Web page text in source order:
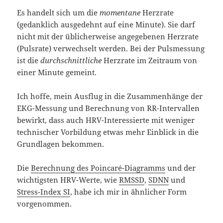
Es handelt sich um die momentane Herzrate
(gedanklich ausgedehnt auf eine Minute). Sie darf
nicht mit der üblicherweise angegebenen Herzrate
(Pulsrate) verwechselt werden. Bei der Pulsmessung
ist diedurchschnittliche Herzrate im Zeitraum von
einer Minute gemeint.
Ich hoffe, mein Ausflug in die Zusammenhänge der
EKG-Messung und Berechnung von RR-Intervallen
bewirkt, dass auch HRV-Interessierte mit weniger
technischer Vorbildung etwas mehr Einblick in die
Grundlagen bekommen.
DieBerechnung des Poincaré-Diagramms und der
wichtigsten HRV-Werte, wieRMSSD,SDNN und
Stress-Index SI, habe ich mir in ähnlicher Form
vorgenommen.